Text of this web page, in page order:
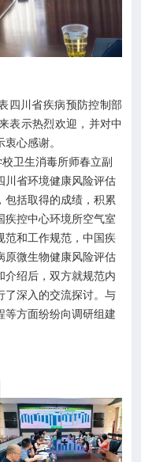
川省疾病预防控制部
表示热烈欢迎，并对中
心感谢。
卫生消毒所师春立副
川省环境健康风险评估
包括取得的成绩，积累
疾控中心环境所空气室
范和工作规范，中国疾
原微生物健康风险评估
介绍后，双方就规范内
了深入的交流探讨。与
等方面纷纷向调研组建